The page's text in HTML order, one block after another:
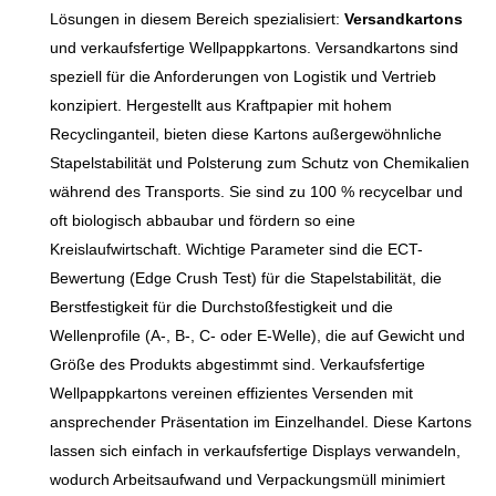
umständliche Öffnen
herkömmlicher Kartons
überflüssig. Das
ausgewählte, hochwertige
Wellpappen-Basispapier wird
präzise verarbeitet und bietet
hervorragende
Eigenschaften hinsichtlich
Feuchtigkeitsbeständigkeit,
Druckfestigkeit und
Stoßfestigkeit. Es eignet sich
ideal für die Verpackung
verschiedenster Produkte
wie Lebensmittel, Elektronik,
Kleidung und Kosmetik. Der
Karton unterstützt
vollfarbigen Druck und
Lösungen in diesem Bereich spezialisiert: Versandkartons
und verkaufsfertige Wellpappkartons. Versandkartons sind
speziell für die Anforderungen von Logistik und Vertrieb
konzipiert. Hergestellt aus Kraftpapier mit hohem
Recyclinganteil, bieten diese Kartons außergewöhnliche
Stapelstabilität und Polsterung zum Schutz von Chemikalien
während des Transports. Sie sind zu 100 % recycelbar und
oft biologisch abbaubar und fördern so eine
Kreislaufwirtschaft. Wichtige Parameter sind die ECT-
Bewertung (Edge Crush Test) für die Stapelstabilität, die
Berstfestigkeit für die Durchstoßfestigkeit und die
Wellenprofile (A-, B-, C- oder E-Welle), die auf Gewicht und
Größe des Produkts abgestimmt sind. Verkaufsfertige
Wellpappkartons vereinen effizientes Versenden mit
ansprechender Präsentation im Einzelhandel. Diese Kartons
lassen sich einfach in verkaufsfertige Displays verwandeln,
wodurch Arbeitsaufwand und Verpackungsmüll minimiert